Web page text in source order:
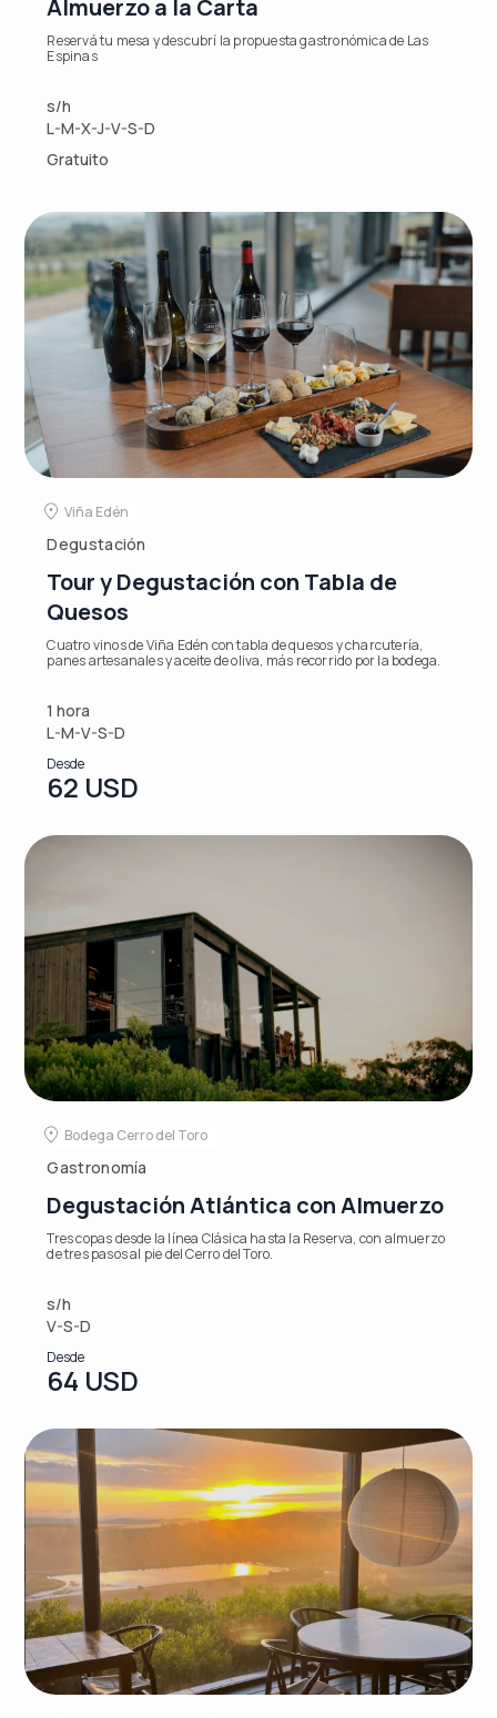
Almuerzo a la Carta
Reservá tu mesa y descubrí la propuesta gastronómica de Las
Espinas
s/h
L-M-X-J-V-S-D
Gratuito
Viña Edén
Degustación
Tour y Degustación con Tabla de
Quesos
Cuatro vinos de Viña Edén con tabla de quesos y charcutería,
panes artesanales y aceite de oliva, más recorrido por la bodega.
1 hora
L-M-V-S-D
Desde
62 USD
Bodega Cerro del Toro
Gastronomía
Degustación Atlántica con Almuerzo
Tres copas desde la línea Clásica hasta la Reserva, con almuerzo
de tres pasos al pie del Cerro del Toro.
s/h
V-S-D
Desde
64 USD